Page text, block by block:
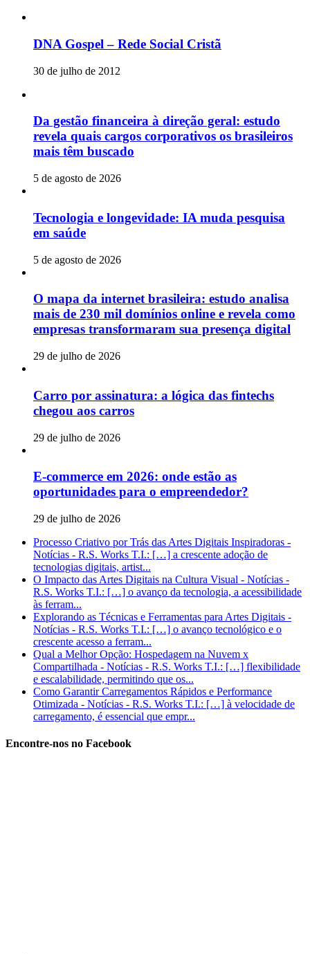
DNA Gospel – Rede Social Cristã
30 de julho de 2012
Da gestão financeira à direção geral: estudo
revela quais cargos corporativos os brasileiros
mais têm buscado
5 de agosto de 2026
Tecnologia e longevidade: IA muda pesquisa
em saúde
5 de agosto de 2026
O mapa da internet brasileira: estudo analisa
mais de 230 mil domínios online e revela como
empresas transformaram sua presença digital
29 de julho de 2026
Carro por assinatura: a lógica das fintechs
chegou aos carros
29 de julho de 2026
E-commerce em 2026: onde estão as
oportunidades para o empreendedor?
29 de julho de 2026
Processo Criativo por Trás das Artes Digitais Inspiradoras -
Notícias - R.S. Works T.I.: […] a crescente adoção de
tecnologias digitais, artist...
O Impacto das Artes Digitais na Cultura Visual - Notícias -
R.S. Works T.I.: […] o avanço da tecnologia, a acessibilidade
às ferram...
Explorando as Técnicas e Ferramentas para Artes Digitais -
Notícias - R.S. Works T.I.: […] o avanço tecnológico e o
crescente acesso a ferram...
Qual a Melhor Opção: Hospedagem na Nuvem x
Compartilhada - Notícias - R.S. Works T.I.: […] flexibilidade
e escalabilidade, permitindo que os...
Como Garantir Carregamentos Rápidos e Performance
Otimizada - Notícias - R.S. Works T.I.: […] à velocidade de
carregamento, é essencial que empr...
Encontre-nos no Facebook